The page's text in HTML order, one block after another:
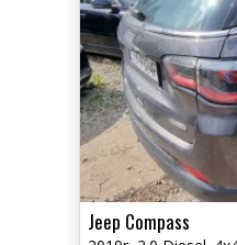
Jeep Compass